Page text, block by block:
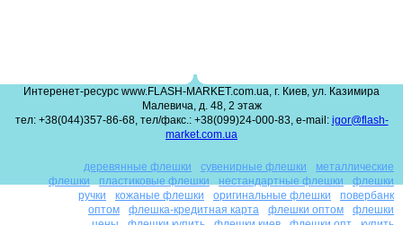
Интеренет-ресурс www.FLASH-MARKET.com.ua, г. Киев, ул. Казимира
Малевича, д. 48, 2 этаж
тел: +38(044)357-86-68, тел/факс.: +38(099)24-000-83, e-mail: igor@flash-
market.com.ua
деревянные флешки сувенирные флешки
металлические
флешки
пластиковые флешки нестандартные флешки
флешки
ручки
кожаные флешки оригинальные флешки
повербанк
оптом
флешка-кредитная карта флешки оптом
флешки